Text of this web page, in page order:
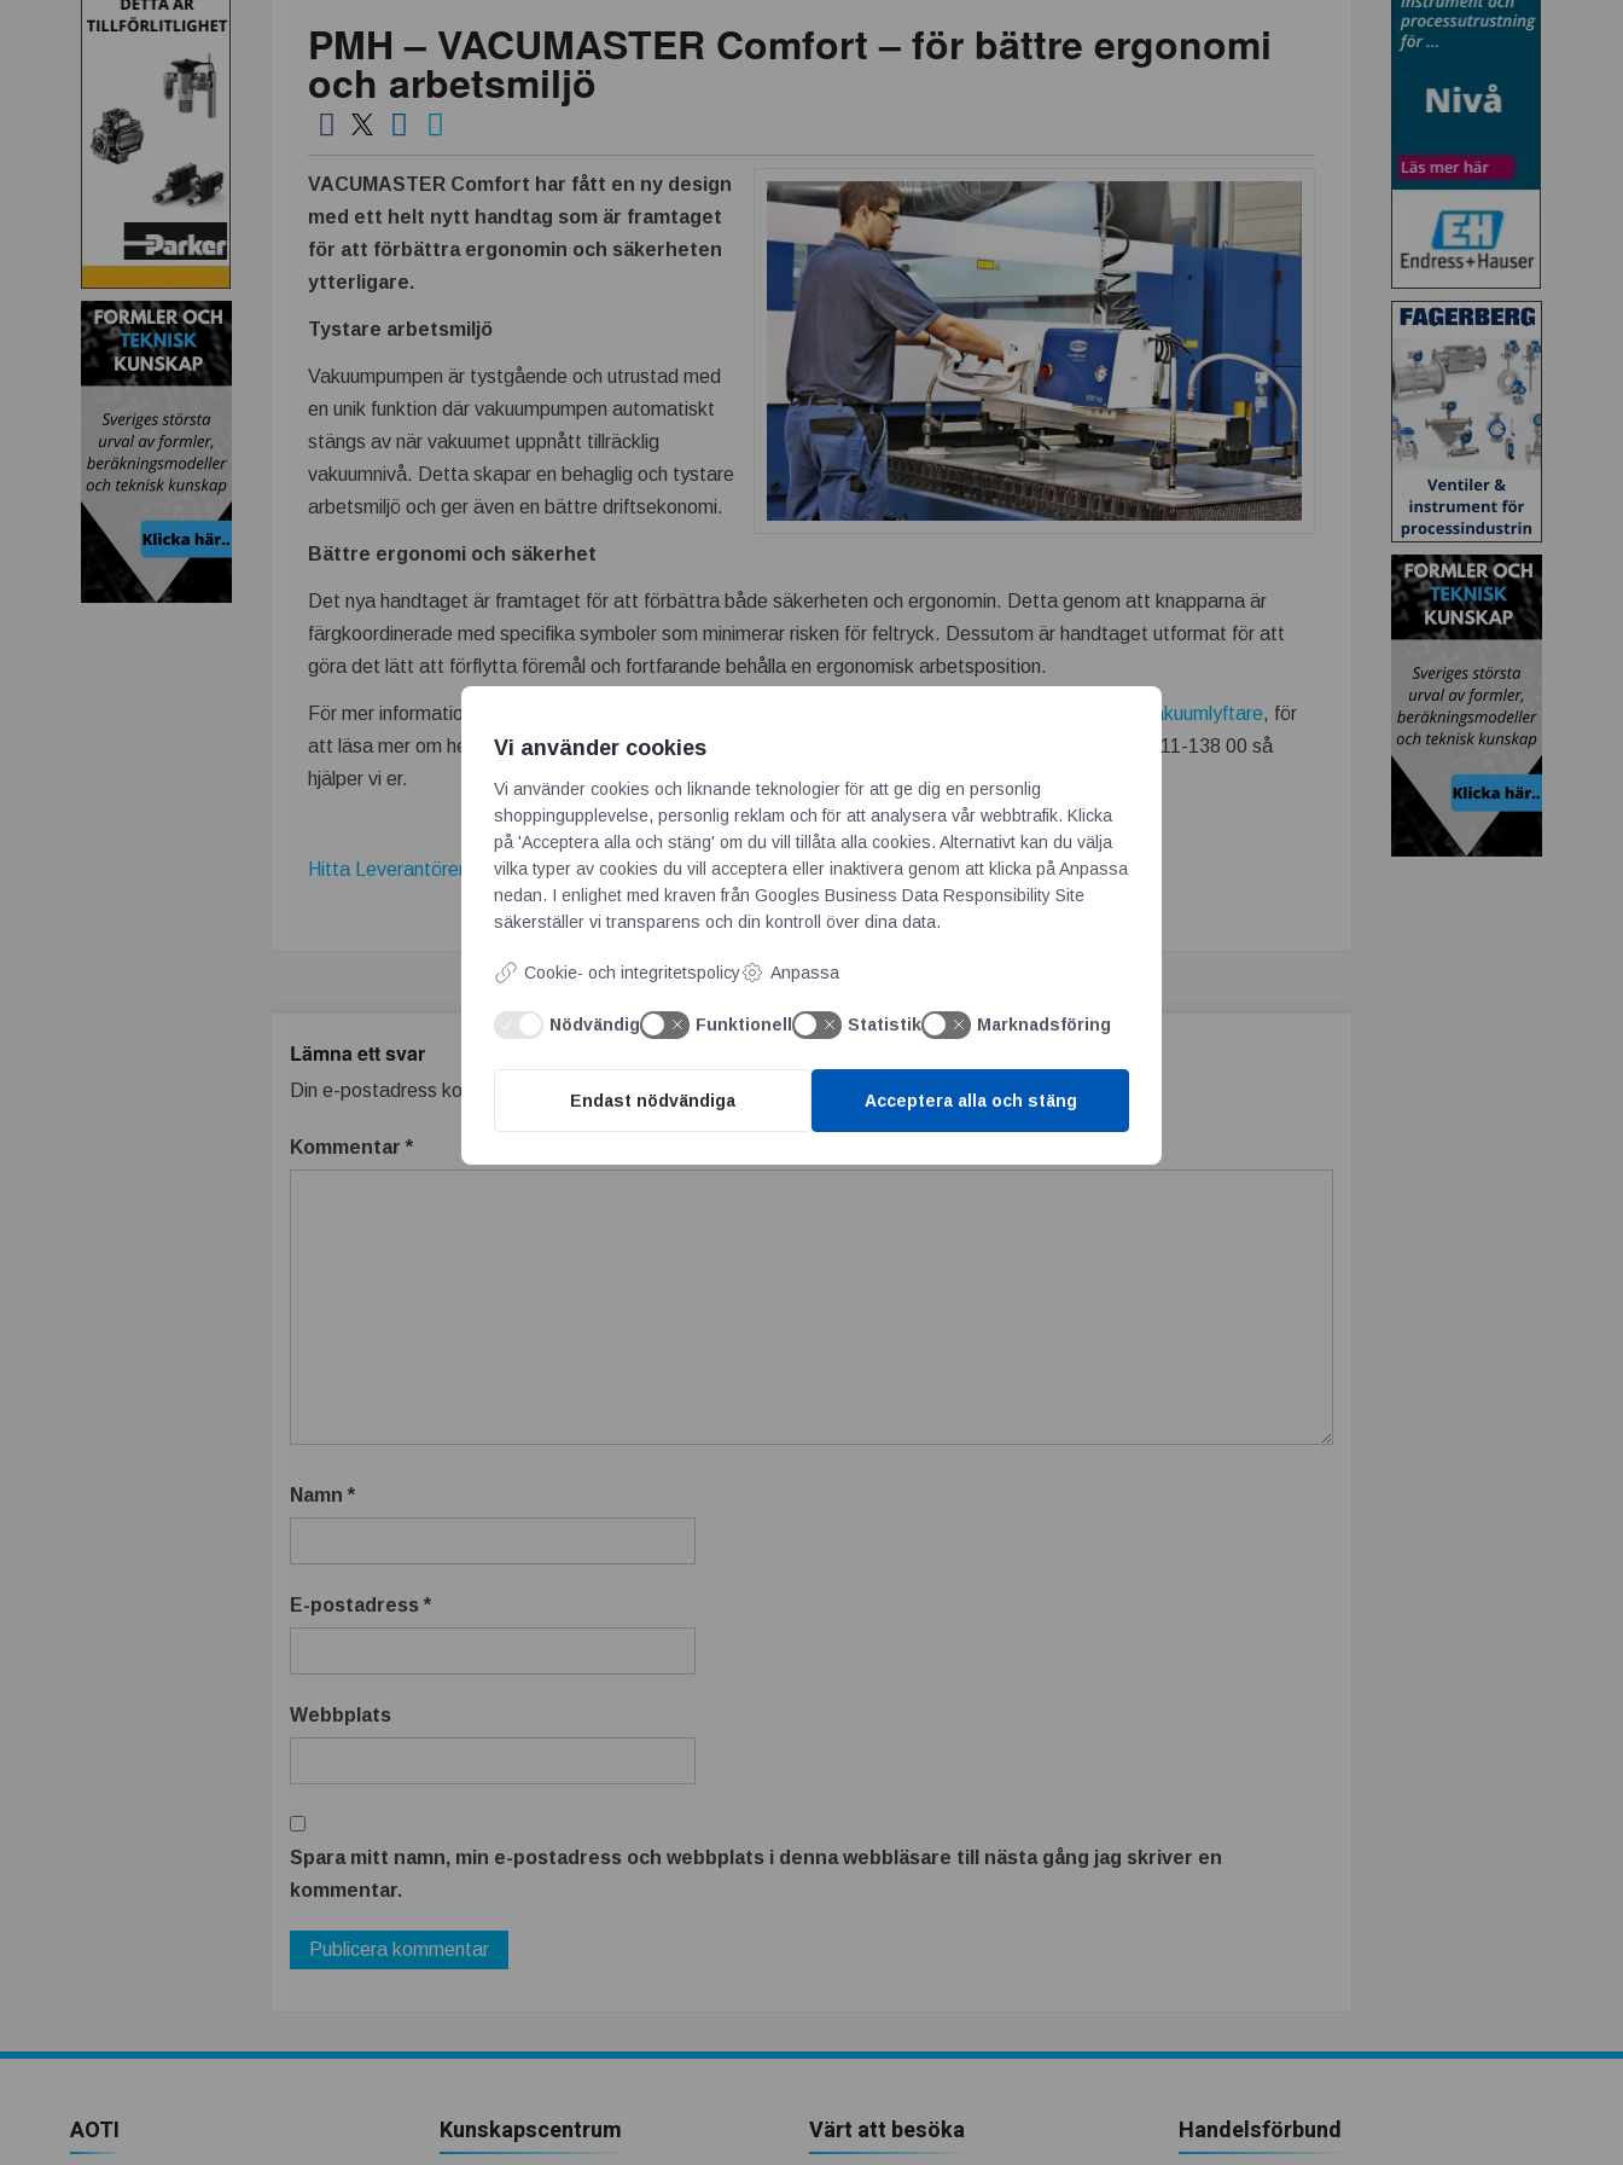
PMH – VACUMASTER Comfort – för bättre ergonomi
och arbetsmiljö
VACUMASTER Comfort har fått en ny design
med ett helt nytt handtag som är framtaget
för att förbättra ergonomin och säkerheten
ytterligare.
Tystare arbetsmiljö
Vakuumpumpen är tystgående och utrustad med
en unik funktion där vakuumpumpen automatiskt
stängs av när vakuumet uppnått tillräcklig
vakuumnivå. Detta skapar en behaglig och tystare
arbetsmiljö och ger även en bättre driftsekonomi.
Bättre ergonomi och säkerhet
Det nya handtaget är framtaget för att förbättra både säkerheten och ergonomin. Detta genom att knapparna är
färgkoordinerade med specifika symboler som minimerar risken för feltryck. Dessutom är handtaget utformat för att
göra det lätt att förflytta föremål och fortfarande behålla en ergonomisk arbetsposition.
För mer information om VACUMASTER Comfort, klicka här. PMH erbjuder även andra modeller på vakuumlyftare, för
att läsa mer om hela sortimentet. Behöver ni hjälp med att hitta en lösning som passar just er, ring 0411-138 00 så
hjälper vi er.
Hitta Leverantörer av Vakuumlyft
Lämna ett svar
Din e-postadress kommer inte publiceras. Obligatoriska fält är märkta
Kommentar*
Namn*
E-postadress*
Webbplats
Spara mitt namn, min e-postadress och webbplats i denna webbläsare till nästa gång jag skriver en
kommentar.
AOTI Kunskapscentrum Värt att besöka Handelsförbund
Vi använder cookies
Vi använder cookies och liknande teknologier för att ge dig en personlig
shoppingupplevelse, personlig reklam och för att analysera vår webbtrafik. Klicka
på 'Acceptera alla och stäng' om du vill tillåta alla cookies. Alternativt kan du välja
vilka typer av cookies du vill acceptera eller inaktivera genom att klicka på Anpassa
nedan. I enlighet med kraven från Googles Business Data Responsibility Site
säkerställer vi transparens och din kontroll över dina data.
Cookie- och integritetspolicy Anpassa
Nödvändig Funktionell Statistik Marknadsföring
Endast nödvändiga Acceptera alla och stäng